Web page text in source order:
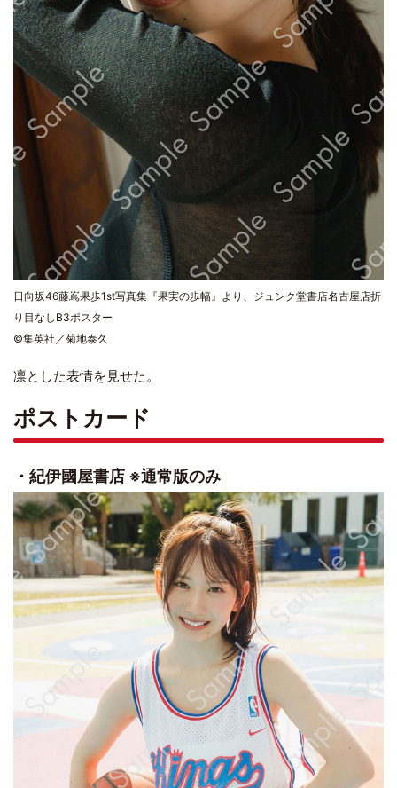
日向坂46藤嶌果歩1st写真集『果実の歩幅』より、ジュンク堂書店名古屋店折
り目なしB3ポスター
©集英社／菊地泰久
凛とした表情を見せた。
ポストカード
・紀伊國屋書店 ※通常版のみ